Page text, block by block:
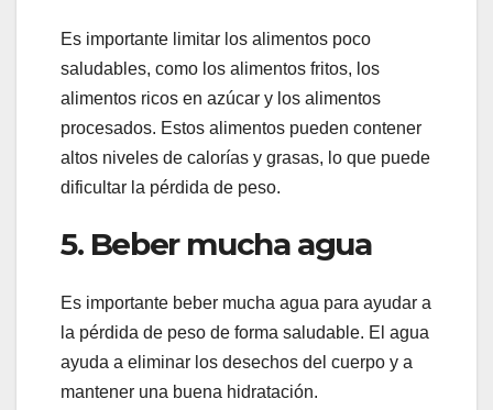
Es importante limitar los alimentos poco
saludables, como los alimentos fritos, los
alimentos ricos en azúcar y los alimentos
procesados. Estos alimentos pueden contener
altos niveles de calorías y grasas, lo que puede
dificultar la pérdida de peso.
5. Beber mucha agua
Es importante beber mucha agua para ayudar a
la pérdida de peso de forma saludable. El agua
ayuda a eliminar los desechos del cuerpo y a
mantener una buena hidratación.